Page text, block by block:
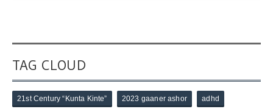
TAG CLOUD
21st Century “Kunta Kinte” 2023 gaaner ashor adhd